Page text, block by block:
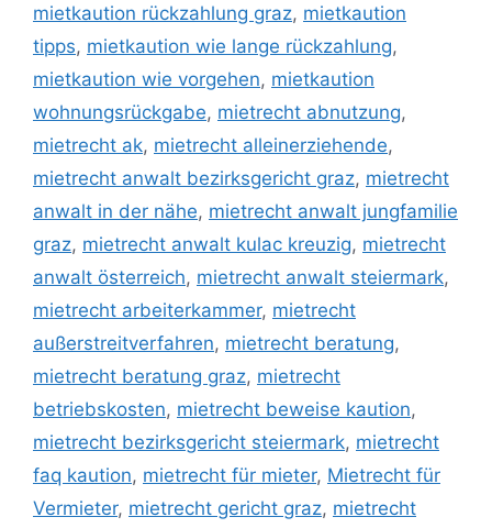
mietkaution rückzahlung graz, mietkaution
tipps, mietkaution wie lange rückzahlung,
mietkaution wie vorgehen, mietkaution
wohnungsrückgabe, mietrecht abnutzung,
mietrecht ak, mietrecht alleinerziehende,
mietrecht anwalt bezirksgericht graz, mietrecht
anwalt in der nähe, mietrecht anwalt jungfamilie
graz, mietrecht anwalt kulac kreuzig, mietrecht
anwalt österreich, mietrecht anwalt steiermark,
mietrecht arbeiterkammer, mietrecht
außerstreitverfahren, mietrecht beratung,
mietrecht beratung graz, mietrecht
betriebskosten, mietrecht beweise kaution,
mietrecht bezirksgericht steiermark, mietrecht
faq kaution, mietrecht für mieter, Mietrecht für
Vermieter, mietrecht gericht graz, mietrecht